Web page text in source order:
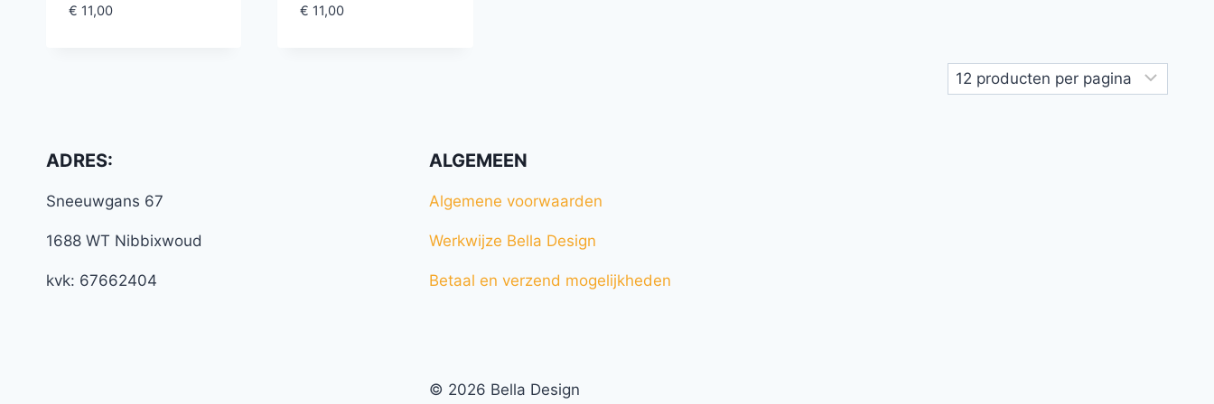
€ 11,00 € 11,00
ADRES:
Sneeuwgans 67
1688 WT Nibbixwoud
kvk: 67662404
ALGEMEEN
Algemene voorwaarden
Werkwijze Bella Design
Betaal en verzend mogelijkheden
© 2026 Bella Design